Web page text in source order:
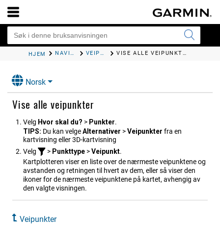
HJEM NAVIGASJON MED KARTPLOTTER VEIPUNKTER VISE ALLE VEIPUNKTER
Norsk
Vise alle veipunkter
Velg Hvor skal du? > Punkter.
TIPS: Du kan velgeAlternativer >Vei​punkter fra en
kartvisning eller 3D-kartvisning
Velg
> Punkttype >Veipunkt.
Kartplotteren viser en liste over de nærmeste veipunktene og
avstanden og retningen til hvert av dem, eller så viser den
ikoner for de nærmeste veipunktene på kartet, avhengig av
den valgte visningen.
Veipunkter